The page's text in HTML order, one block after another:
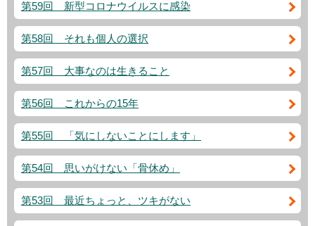
第59回 新型コロナウイルスに感染
第58回 それも個人の選択
第57回 大事なのは生きること
第56回 これからの15年
第55回 「気にしないことにします」
第54回 思いがけない「骨休め」
第53回 最近ちょっと、ツキがない